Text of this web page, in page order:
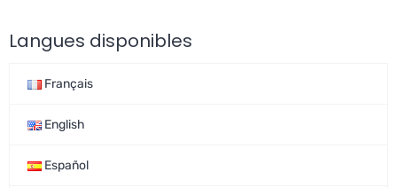
Langues disponibles
Français
English
Español